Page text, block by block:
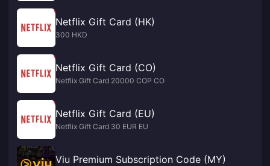
Netflix Gift Card (HK)
300 HKD
Netflix Gift Card (CO)
Netflix Gift Card 20000 COP CO
Netflix Gift Card (EU)
Netflix Gift Card 30 EUR EU
Viu Premium Subscription Code (MY)